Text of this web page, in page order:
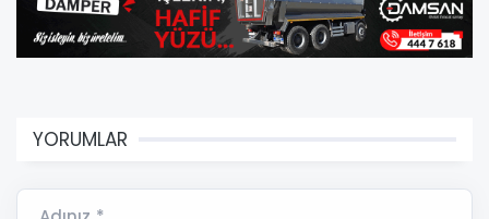
YORUMLAR